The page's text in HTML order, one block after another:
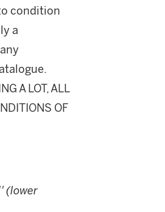
condition
a
A LOT, ALL
OF
(lower